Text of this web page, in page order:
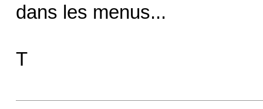
dans les menus...
T